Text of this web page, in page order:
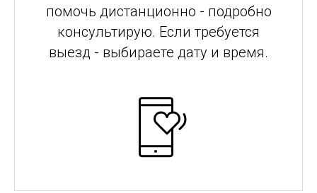
помочь дистанционно - подробно
консультирую. Если требуется
выезд - выбираете дату и время.